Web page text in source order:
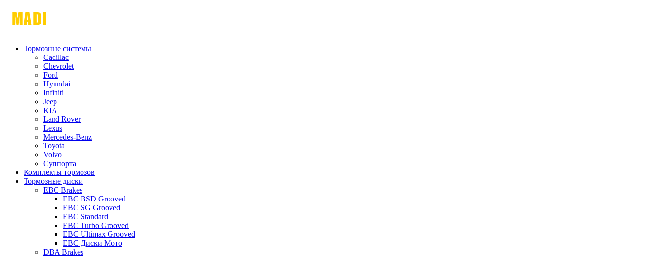
Тормозные системы
Cadillac
Chevrolet
Ford
Hyundai
Infiniti
Jeep
KIA
Land Rover
Lexus
Mercedes-Benz
Toyota
Volvo
Суппорта
Комплекты тормозов
Тормозные диски
EBC Brakes
EBC BSD Grooved
EBC SG Grooved
EBC Standard
EBC Turbo Grooved
EBC Ultimax Grooved
EBC Диски Мото
DBA Brakes